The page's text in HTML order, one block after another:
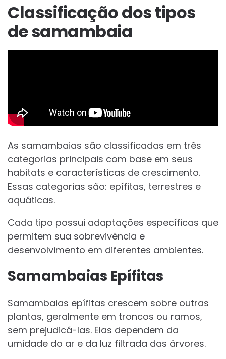
Classificação dos tipos
de samambaia
As samambaias são classificadas em três
categorias principais com base em seus
habitats e características de crescimento.
Essas categorias são: epífitas, terrestres e
aquáticas.
Cada tipo possui adaptações específicas que
permitem sua sobrevivência e
desenvolvimento em diferentes ambientes.
Samambaias Epífitas
Samambaias epífitas crescem sobre outras
plantas, geralmente em troncos ou ramos,
sem prejudicá-las. Elas dependem da
umidade do ar e da luz filtrada das árvores.